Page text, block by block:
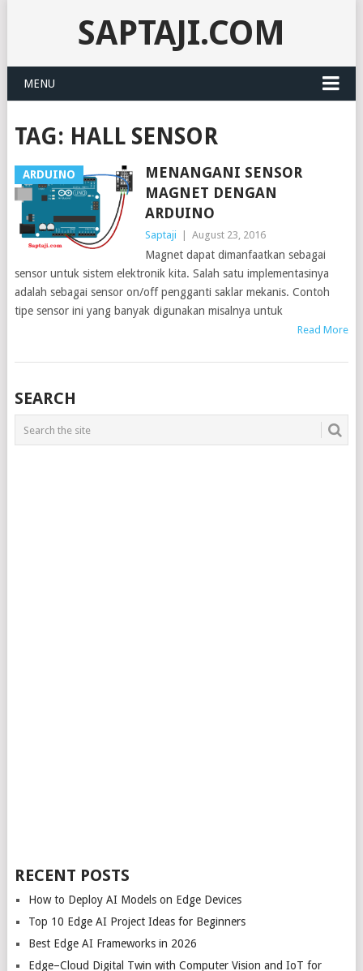
SAPTAJI.COM
MENU
TAG: HALL SENSOR
ARDUINO
MENANGANI SENSOR
MAGNET DENGAN
ARDUINO
Saptaji August 23, 2016
Magnet dapat dimanfaatkan sebagai
sensor untuk sistem elektronik kita. Salah satu implementasinya
adalah sebagai sensor on/off pengganti saklar mekanis. Contoh
tipe sensor ini yang banyak digunakan misalnya untuk
Read More
SEARCH
RECENT POSTS
How to Deploy AI Models on Edge Devices
Top 10 Edge AI Project Ideas for Beginners
Best Edge AI Frameworks in 2026
Edge–Cloud Digital Twin with Computer Vision and IoT for